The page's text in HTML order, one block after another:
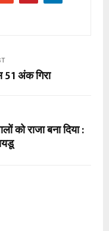
अंक गिरा
को राजा बना दिया :